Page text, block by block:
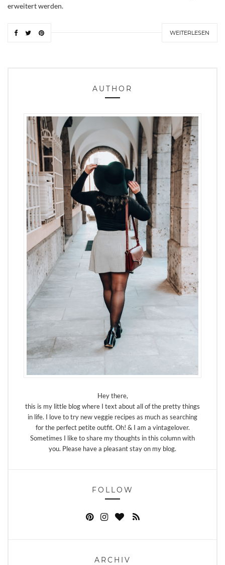
erweitert werden.
WEITERLESEN
AUTHOR
Hey there,
this is my little blog where I text about all of the pretty things
in life. I love to try new veggie recipes as much as searching
for the perfect petite outfit. Oh! & I am a vintagelover.
Sometimes I like to share my thoughts in this column with
you. Please have a pleasant stay on my blog.
FOLLOW
ARCHIV